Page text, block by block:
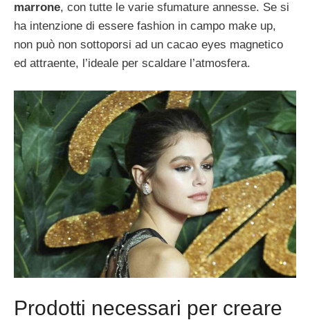
marrone, con tutte le varie sfumature annesse. Se si
ha intenzione di essere fashion in campo make up,
non può non sottoporsi ad un cacao eyes magnetico
ed attraente, l’ideale per scaldare l’atmosfera.
Prodotti necessari per creare